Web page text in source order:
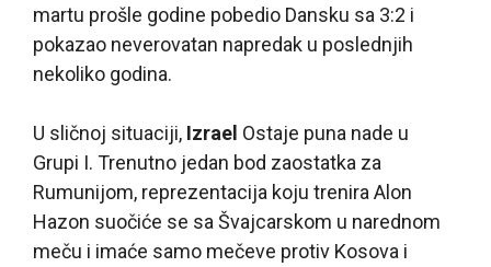
martu prošle godine pobedio Dansku sa 3:2 i
pokazao neverovatan napredak u poslednjih
nekoliko godina.
U sličnoj situaciji, Izrael Ostaje puna nade u
Grupi I. Trenutno jedan bod zaostatka za
Rumunijom, reprezentacija koju trenira Alon
Hazon suočiće se sa Švajcarskom u narednom
meču i imaće samo mečeve protiv Kosova i